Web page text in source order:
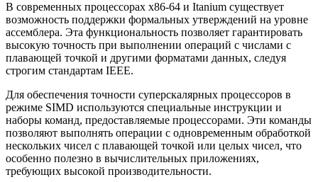
В современных процессорах x86-64 и Itanium существует
возможность поддержки формальных утверждений на уровне
ассемблера. Эта функциональность позволяет гарантировать
высокую точность при выполнении операций с числами с
плавающей точкой и другими форматами данных, следуя
строгим стандартам IEEE.
Для обеспечения точности суперскалярных процессоров в
режиме SIMD используются специальные инструкции и
наборы команд, предоставляемые процессорами. Эти команды
позволяют выполнять операции с одновременным обработкой
нескольких чисел с плавающей точкой или целых чисел, что
особенно полезно в вычислительных приложениях,
требующих высокой производительности.